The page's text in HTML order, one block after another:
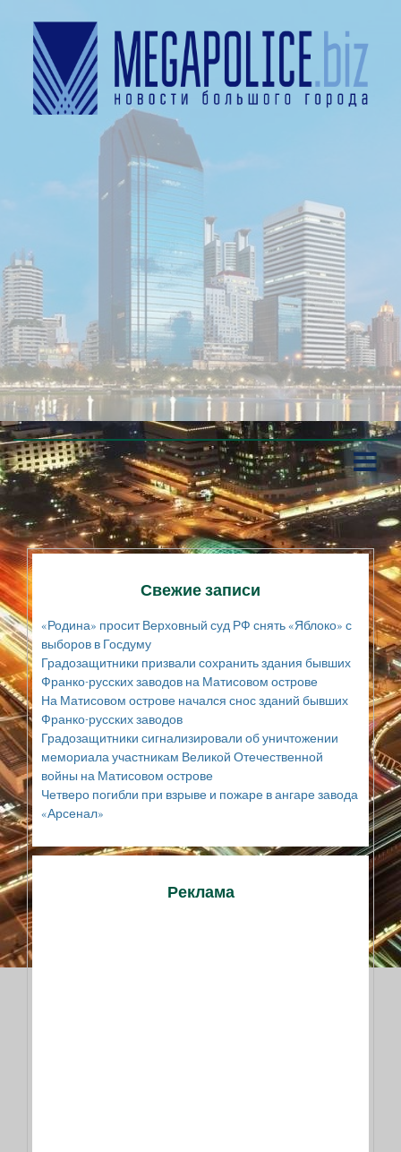
П
е
р
е
й
т
и
с
д
р
ж
а
и
ю
Свежие записи
«Родина» просит Верховный суд РФ снять «Яблоко» с
выборов в Госдуму
Градозащитники призвали сохранить здания бывших
Франко-русских заводов на Матисовом острове
На Матисовом острове начался снос зданий бывших
Франко-русских заводов
Градозащитники сигнализировали об уничтожении
мемориала участникам Великой Отечественной
войны на Матисовом острове
Четверо погибли при взрыве и пожаре в ангаре завода
«Арсенал»
Реклама